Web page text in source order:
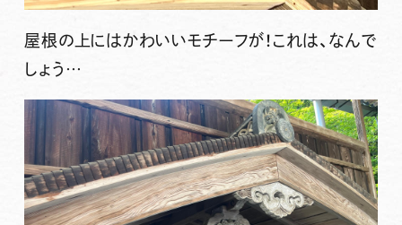
屋根の上にはかわいいモチーフが！これは、なんで
しょう…